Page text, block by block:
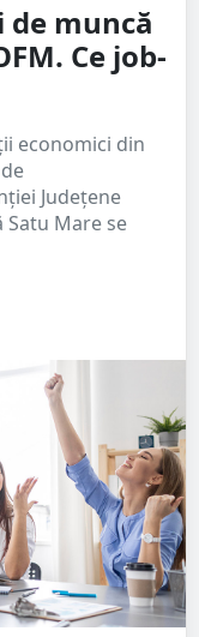
de muncă
Ce job-
economici din
Județene
Mare se